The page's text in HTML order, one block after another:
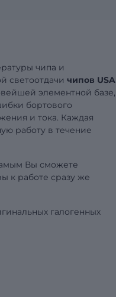
чипа и
светоотдачи чипов USA
элементной базе,
бортового
и тока. Каждая
работу в течение
Вы сможете
к работе сразу же
галогенных